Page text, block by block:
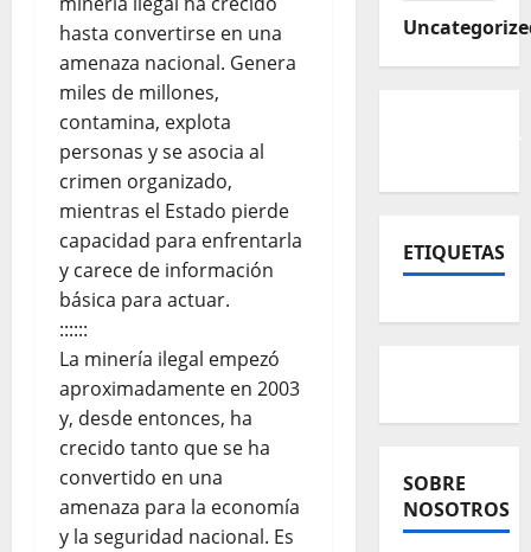
hasta convertirse en una
amenaza nacional. Genera
miles de millones,
contamina, explota
personas y se asocia al
crimen organizado,
mientras el Estado pierde
capacidad para enfrentarla
y carece de información
básica para actuar.
::::::
La minería ilegal empezó
aproximadamente en 2003
y, desde entonces, ha
crecido tanto que se ha
convertido en una
amenaza para la economía
y la seguridad nacional. Es
ETIQUETAS
SOBRE
NOSOTROS